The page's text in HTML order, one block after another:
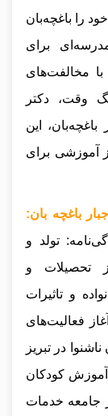
را باغچه‌بان
مدرسه‌ای برای
با مخالفت‌های
وقت، دکتر
این
آموزشی برای
باغچه بان:
تولد و
تحصیلات و
و تاثیرات
فعالیت‌های
در تبریز
آموزش کودکان
جامعه خدمات